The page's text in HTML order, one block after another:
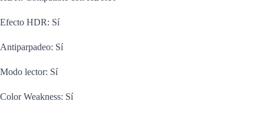
Efecto HDR: Sí
Antiparpadeo: Sí
Modo lector: Sí
Color Weakness: Sí